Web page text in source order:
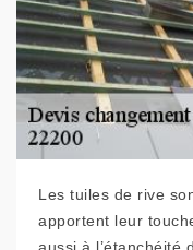
Les tuiles de rive
apportent leur